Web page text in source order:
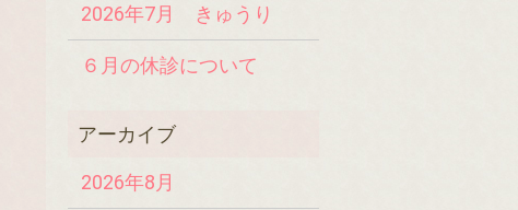
2026年7月 きゅうり
６月の休診について
2026年8月